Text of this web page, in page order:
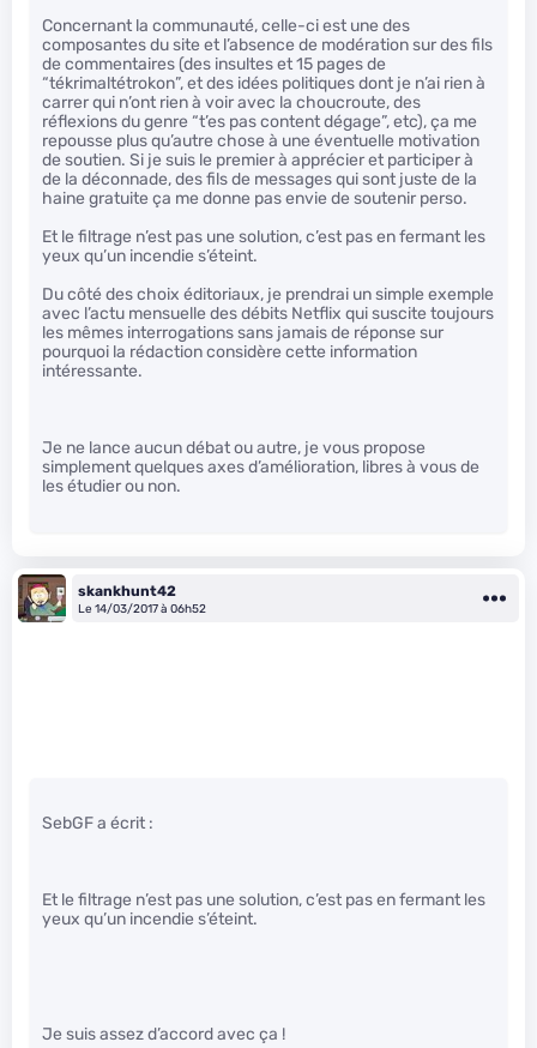
Concernant la communauté, celle-ci est une des
composantes du site et l’absence de modération sur des fils
de commentaires (des insultes et 15 pages de
“tékrimaltétrokon”, et des idées politiques dont je n’ai rien à
carrer qui n’ont rien à voir avec la choucroute, des
réflexions du genre “t’es pas content dégage”, etc), ça me
repousse plus qu’autre chose à une éventuelle motivation
de soutien. Si je suis le premier à apprécier et participer à
de la déconnade, des fils de messages qui sont juste de la
haine gratuite ça me donne pas envie de soutenir perso.
Et le filtrage n’est pas une solution, c’est pas en fermant les
yeux qu’un incendie s’éteint.
Du côté des choix éditoriaux, je prendrai un simple exemple
avec l’actu mensuelle des débits Netflix qui suscite toujours
les mêmes interrogations sans jamais de réponse sur
pourquoi la rédaction considère cette information
intéressante.
Je ne lance aucun débat ou autre, je vous propose
simplement quelques axes d’amélioration, libres à vous de
les étudier ou non.
skankhunt42
Le 14/03/2017 à 06h52
SebGF a écrit :
Et le filtrage n’est pas une solution, c’est pas en fermant les
yeux qu’un incendie s’éteint.
Je suis assez d’accord avec ça !